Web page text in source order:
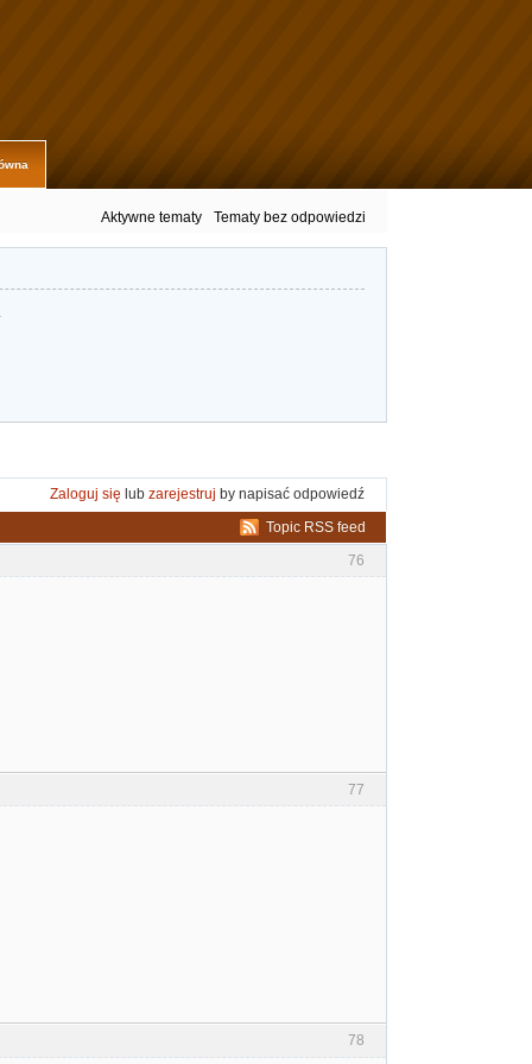
Aktywne tematy Tematy bez odpowiedzi
Zaloguj się lub zarejestruj by napisać odpowiedź
Topic RSS feed
76
77
78